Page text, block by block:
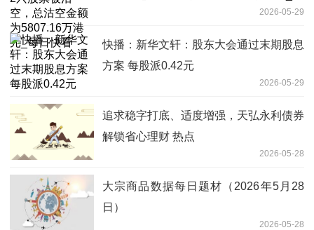
2026-05-29
快播：新华文轩：股东大会通过末期股息
方案 每股派0.42元
2026-05-29
追求稳字打底、适度增强，天弘永利债券
解锁省心理财 热点
2026-05-28
大宗商品数据每日题材（2026年5月28
日）​
2026-05-28